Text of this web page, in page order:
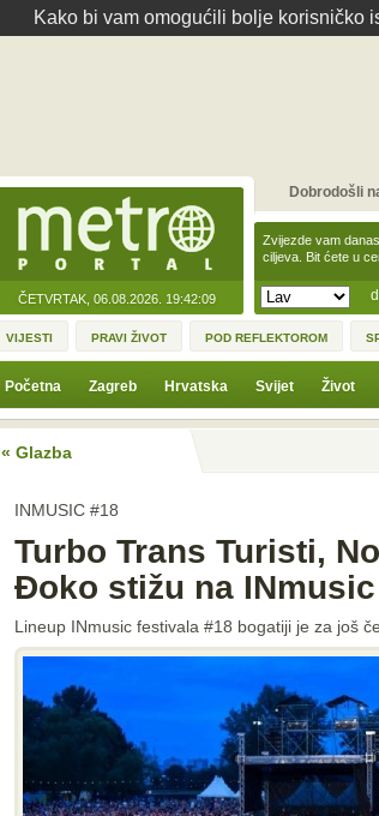
Kako bi vam omogućili bolje korisničko
ČETVRTAK, 06.08.2026. 19:42:09
Zvijezde vam
ciljeva. Bit ćete u
Dobrodošli
VIJESTI PRAVI ŽIVOT POD REFLEKTOROM
Početna Zagreb Hrvatska Svijet Život
« Glazba
INMUSIC #18
Turbo Trans Turisti,
Đoko stižu na
Lineup INmusic festivala #18 bogatiji je za još